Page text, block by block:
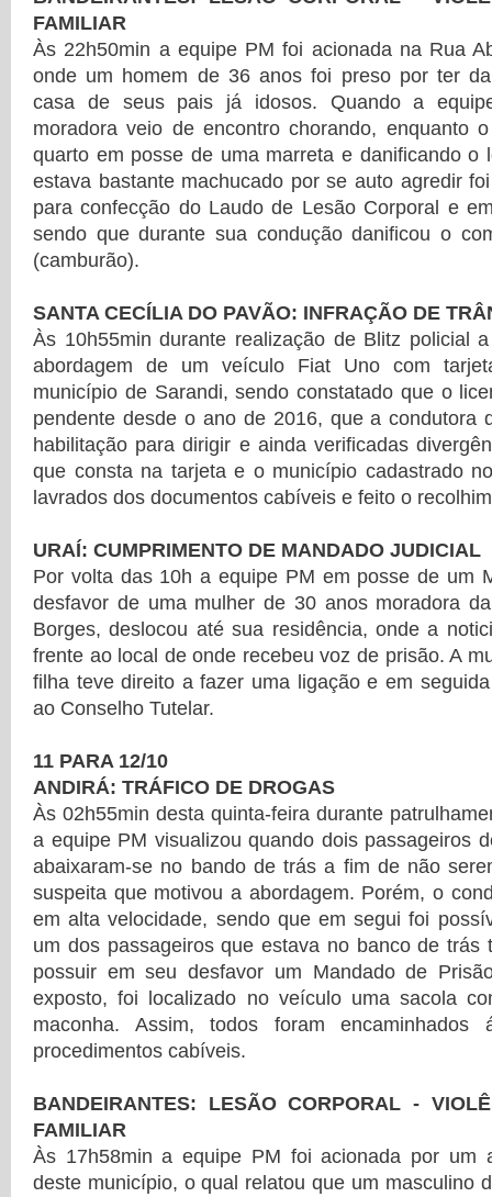
FAMILIAR
Às 22h50min a equipe PM foi acionada na Rua
onde um homem de 36 anos foi preso por ter
casa de seus pais já idosos. Quando a
moradora veio de encontro chorando, enquanto
quarto em posse de uma marreta e danificando o
estava bastante machucado por se auto agredir
para confecção do Laudo de Lesão Corporal e
sendo que durante sua condução danificou o
(camburão).
SANTA CECÍLIA DO PAVÃO: INFRAÇÃO DE
Às 10h55min durante realização de Blitz policial
abordagem de um veículo Fiat Uno com
município de Sarandi, sendo constatado que o
pendente desde o ano de 2016, que a condutora
habilitação para dirigir e ainda verificadas
que consta na tarjeta e o município cadastrado
lavrados dos documentos cabíveis e feito o
URAÍ: CUMPRIMENTO DE MANDADO JUDICIAL
Por volta das 10h a equipe PM em posse de um
desfavor de uma mulher de 30 anos moradora
Borges, deslocou até sua residência, onde a
frente ao local de onde recebeu voz de prisão. A
filha teve direito a fazer uma ligação e em
ao Conselho Tutelar.
11 PARA 12/10
ANDIRÁ: TRÁFICO DE DROGAS
Às 02h55min desta quinta-feira durante
a equipe PM visualizou quando dois passageiros
abaixaram-se no bando de trás a fim de não
suspeita que motivou a abordagem. Porém, o
em alta velocidade, sendo que em segui foi
um dos passageiros que estava no banco de trás
possuir em seu desfavor um Mandado de
exposto, foi localizado no veículo uma sacola
maconha. Assim, todos foram
procedimentos cabíveis.
BANDEIRANTES: LESÃO CORPORAL -
FAMILIAR
Às 17h58min a equipe PM foi acionada por um
deste município, o qual relatou que um masculino